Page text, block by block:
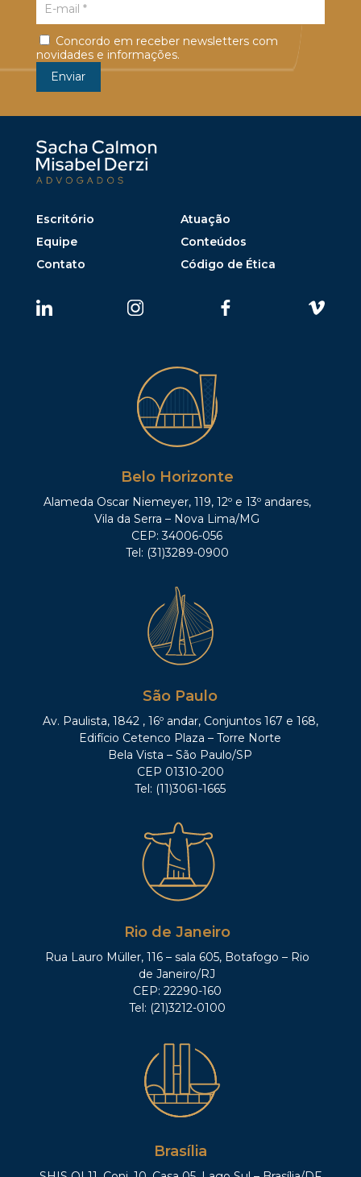
Concordo em receber newsletters com
novidades e informações.
Escritório
Atuação
Equipe
Conteúdos
Contato
Código de Ética
Belo Horizonte
Alameda Oscar Niemeyer, 119, 12º e 13º andares,
Vila da Serra – Nova Lima/MG
CEP: 34006-056
Tel: (31)3289-0900
São Paulo
Av. Paulista, 1842 , 16º andar, Conjuntos 167 e 168,
Edifício Cetenco Plaza – Torre Norte
Bela Vista – São Paulo/SP
CEP 01310-200
Tel: (11)3061-1665
Rio de Janeiro
Rua Lauro Müller, 116 – sala 605, Botafogo – Rio
de Janeiro/RJ
CEP: 22290-160
Tel: (21)3212-0100
Brasília